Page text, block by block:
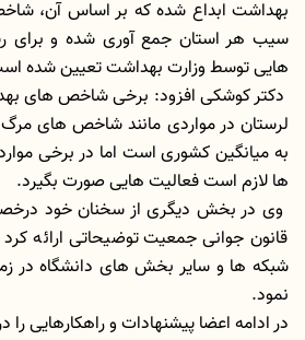
بهداشت ابداع شده که بر اساس آن،
سیب هر استان جمع آوری شده و
هایی توسط وزارت بهداشت تعیین شده
دکتر کوشکی افزود: برخی شاخص های
لرستان در مواردی مانند شاخص های
به میانگین کشوری است اما در برخی
ها لازم است فعالیت هایی صورت بگیرد.
قانون جوانی جمعیت توضیحاتی ارائه
شبکه ها و سایر بخش های دانشگاه در
نمود.
در ادامه اعضا پیشنهادات و راهکارهایی را